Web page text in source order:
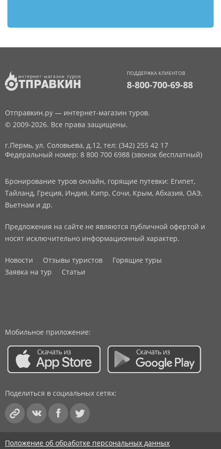
ПОДДЕРЖКА КЛИЕНТОВ
8-800-700-69-88
Отправкин.ру — интернет-магазин туров.
© 2009-2026. Все права защищены.
г.Пермь, ул. Соловьева, д.12, тел: (342) 255 42 17
Федеральный номер: 8 800 700 6988 (звонок бесплатный)
Бронирование туров онлайн, горящие путевки: Египет,
Тайланд, Греция, Индия, Кипр, Сочи, Крым, Абхазия, ОАЭ,
Вьетнам и др.
Предложения на сайте не являются публичной офертой и
носят исключительно информационный характер.
Новости Отзывы туристов
Горящие туры
Заявка на тур
Статьи
Мобильное приложение:
Поделиться в социальных сетях:
Положение об обработке персональных данных